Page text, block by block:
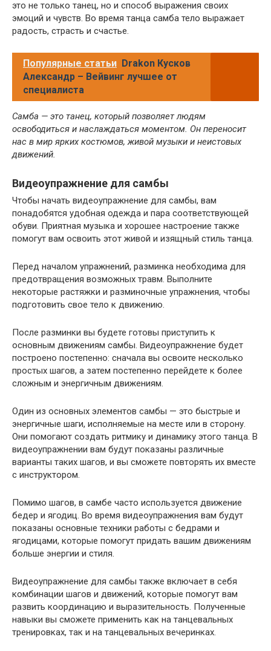
это не только танец, но и способ выражения своих
эмоций и чувств. Во время танца самба тело выражает
радость, страсть и счастье.
Популярные статьи Drakon Кусков
Александр – Вейвинг лучшее от
специалиста
Самба — это танец, который позволяет людям
освободиться и наслаждаться моментом. Он переносит
нас в мир ярких костюмов, живой музыки и неистовых
движений.
Видеоупражнение для самбы
Чтобы начать видеоупражнение для самбы, вам
понадобятся удобная одежда и пара соответствующей
обуви. Приятная музыка и хорошее настроение также
помогут вам освоить этот живой и изящный стиль танца.
Перед началом упражнений, разминка необходима для
предотвращения возможных травм. Выполните
некоторые растяжки и разминочные упражнения, чтобы
подготовить свое тело к движению.
После разминки вы будете готовы приступить к
основным движениям самбы. Видеоупражнение будет
построено постепенно: сначала вы освоите несколько
простых шагов, а затем постепенно перейдете к более
сложным и энергичным движениям.
Один из основных элементов самбы — это быстрые и
энергичные шаги, исполняемые на месте или в сторону.
Они помогают создать ритмику и динамику этого танца. В
видеоупражнении вам будут показаны различные
варианты таких шагов, и вы сможете повторять их вместе
с инструктором.
Помимо шагов, в самбе часто используется движение
бедер и ягодиц. Во время видеоупражнения вам будут
показаны основные техники работы с бедрами и
ягодицами, которые помогут придать вашим движениям
больше энергии и стиля.
Видеоупражнение для самбы также включает в себя
комбинации шагов и движений, которые помогут вам
развить координацию и выразительность. Полученные
навыки вы сможете применить как на танцевальных
тренировках, так и на танцевальных вечеринках.